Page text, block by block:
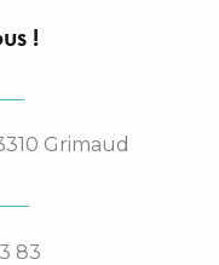
!
Grimaud
83